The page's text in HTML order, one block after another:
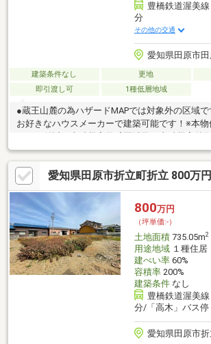
豊橋鉄道渥美
分
その他の交通
愛知県田原市
建築条件なし 更地
即引渡し可
1種低層地域
●蔵王山麓の為ハザードMAPでは対象外の区域
お好きなハウスメーカーで建築可能です！※本
産は現地・現物が大切です。図面や写真だけで
がございます。お客様にはぜひ現地を見ていた
す。実際に足を運んでいただくと、現地の状況
感じていただけます。
愛知県田原市折立町折立 800万円
800万円
（坪単価:-）
土地面積735.05m2
用途地域１種住居
建ぺい率60%
容積率200%
建築条件なし
豊橋鉄道渥美
分/「高木」バス停
愛知県田原市